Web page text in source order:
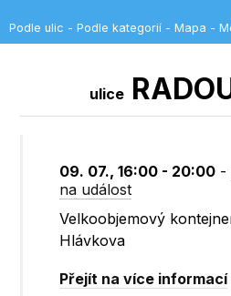
Podle ulic - Podle kategorií - Mapa -
ulice
09. 07., 16:00 - 20:00 -
na událost
Velkoobjemový
Hlávkova
Přejít na více informací